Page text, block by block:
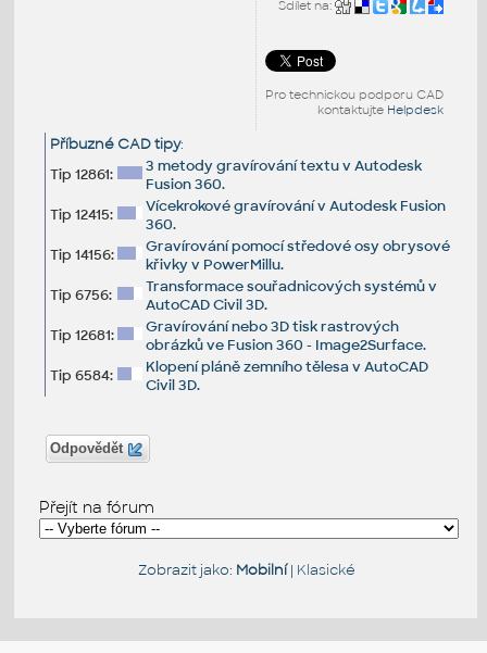
Sdílet na:
Pro technickou podporu CAD
kontaktujte Helpdesk
Příbuzné CAD tipy:
Tip 12861:
3 metody gravírování textu v Autodesk
Fusion 360.
Tip 12415:
Vícekrokové gravírování v Autodesk Fusion
360.
Tip 14156:
Gravírování pomocí středové osy obrysové
křivky v PowerMillu.
Tip 6756:
Transformace souřadnicových systémů v
AutoCAD Civil 3D.
Tip 12681:
Gravírování nebo 3D tisk rastrových
obrázků ve Fusion 360 - Image2Surface.
Tip 6584:
Klopení pláně zemního tělesa v AutoCAD
Civil 3D.
Odpovědět
Přejít na fórum
Zobrazit jako: Mobilní| Klasické